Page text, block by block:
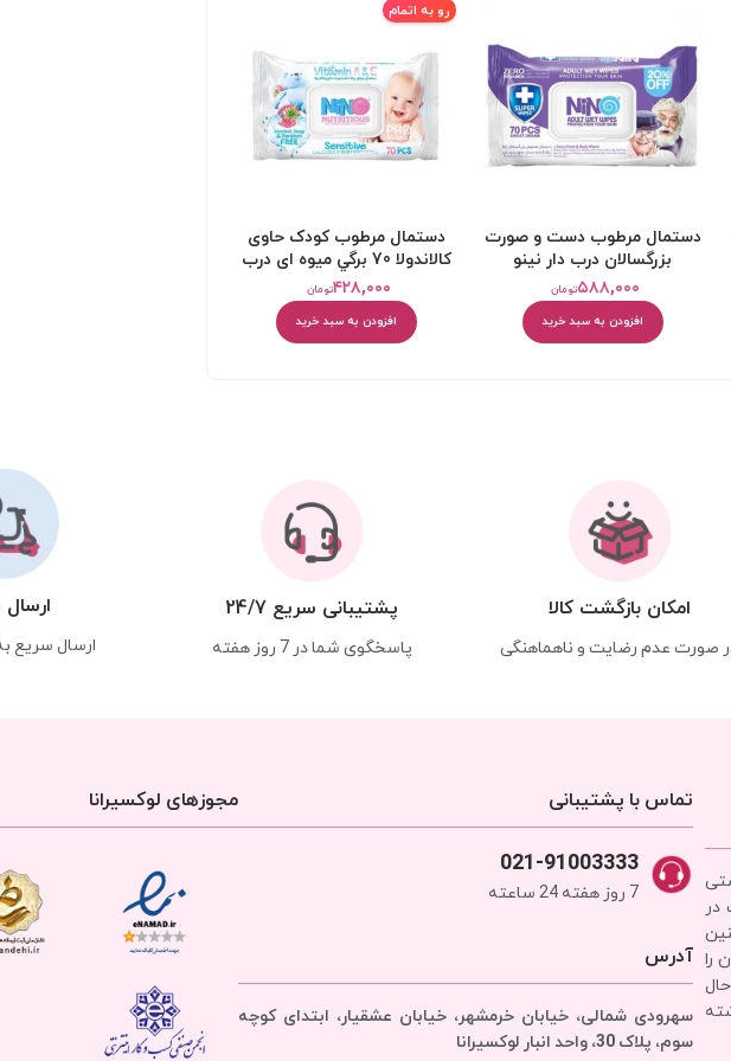
دستمال مرطوب دست و صورت
بزرگسالان درب دار نینو
تومان۵۸۸,۰۰۰
افزودن به سبد خرید
رو به اتمام
دستمال مرطوب کودک حاوی
کالاندولا 70 برگي ميوه ای درب
دار نینوتومان۴۲۸,۰۰۰
افزودن به سبد خرید
امکان بازگشت کالا
صورت عدم رضایت و ناهماهنگی
پشتیبانی سریع 24/7
پاسخگوی شما در 7 روز هفته ارسال سریع
در
را
تماس با پشتیبانی
021-91003333
7 روز هفته 24 ساعته
آدرس
سهرودی شمالی، خیابان خرمشهر، خیابان عشقیار، ابتدای کوچه
سوم، پلاک 30، واحد انبار
لوکسیرانا
مجوزهای لوکسیرانا